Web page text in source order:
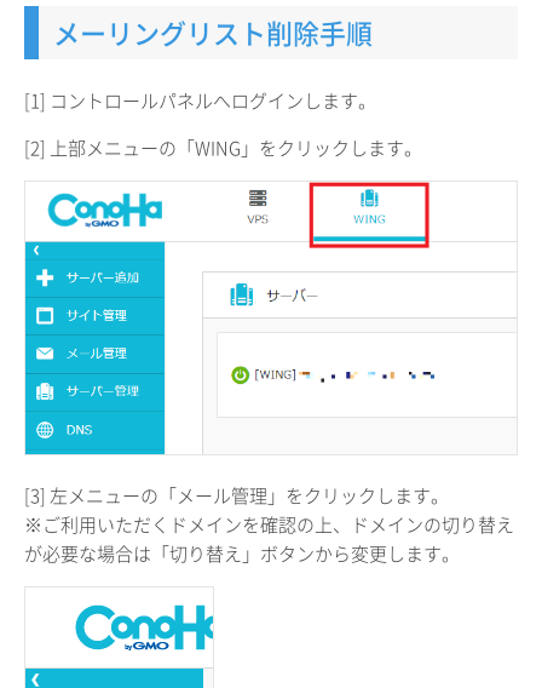
メーリングリスト削除手順
[1] コントロールパネルへログインします。
[2] 上部メニューの「WING」をクリックします。
[3] 左メニューの「メール管理」をクリックします。
※ご利用いただくドメインを確認の上、ドメインの切り替え
が必要な場合は「切り替え」ボタンから変更します。